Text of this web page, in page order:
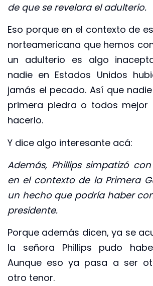
de que se revelara el adulterio.
Eso porque en el contexto de
norteamericana que hemos
un adulterio es algo
nadie en Estados Unidos
jamás el pecado. Así que
primera piedra o todos mejor
hacerlo.
Y dice algo interesante acá:
Además, Phillips simpatizó
en el contexto de la Primera
un hecho que podría haber
presidente.
Porque además dicen, ya se
la señora Phillips pudo
Aunque eso ya pasa a ser
otro tenor.